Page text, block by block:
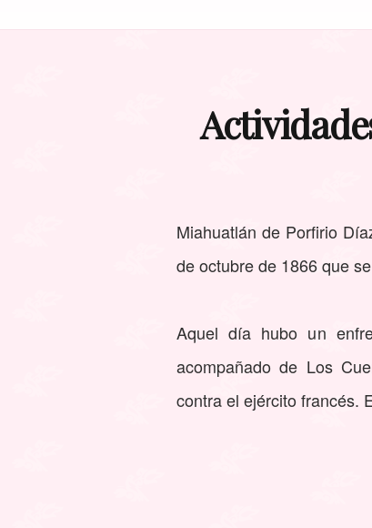
Miahuatlán de Porfirio
de octubre de 1866 que
Aquel día hubo un
acompañado de Los
contra el ejército francés.